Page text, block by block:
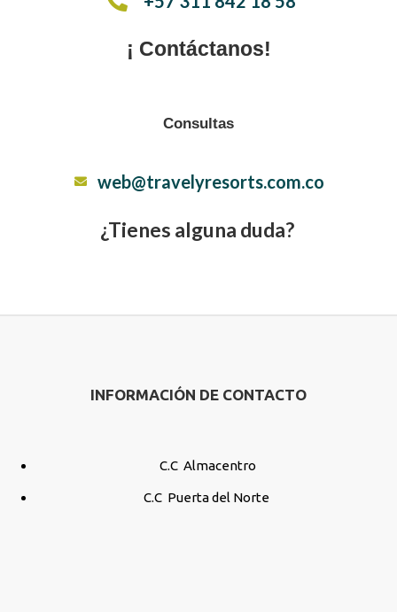
¡ Contáctanos!
Consultas
web@travelyresorts.com.co
¿Tienes alguna duda?
INFORMACIÓN DE CONTACTO
C.C Almacentro
C.C Puerta del Norte